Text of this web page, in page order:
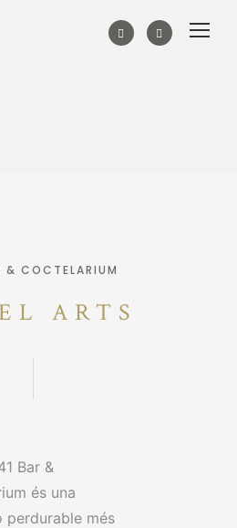
& COCTELARIUM
ARTS
Bar &
és una
perdurable més